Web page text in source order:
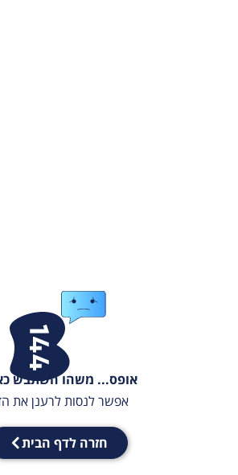
אופס... משהו השתבש
אפשר לנסות לרענן את
חזרה לדף הבית